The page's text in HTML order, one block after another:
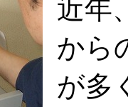
近年
から
が多